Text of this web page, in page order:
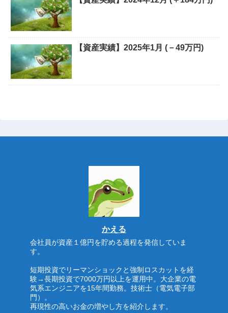
【資産実績】2025年1月 (－49万円)
かえる
会社員が資産１億円を貯める過程を発信していま
す。
短期投資でリーマンショックと強制ロスカットを経
験→長期投資で7000万円以上を運用中。大企業の電
気系エンジニアを15年間勤務。技術士（電気電子部
門）。
再現性の高いお金の増やし方を紹介します。